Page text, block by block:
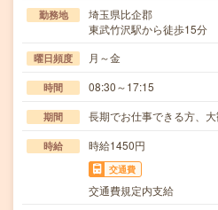
勤務地
埼玉県比企郡
東武竹沢駅から徒歩15分
曜日頻度 月～金
時間 08:30～17:15
期間 長期でお仕事できる方、大
時給 時給1450円
交通費
交通費規定内支給